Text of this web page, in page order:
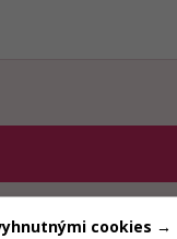
v novom okne
cookies →